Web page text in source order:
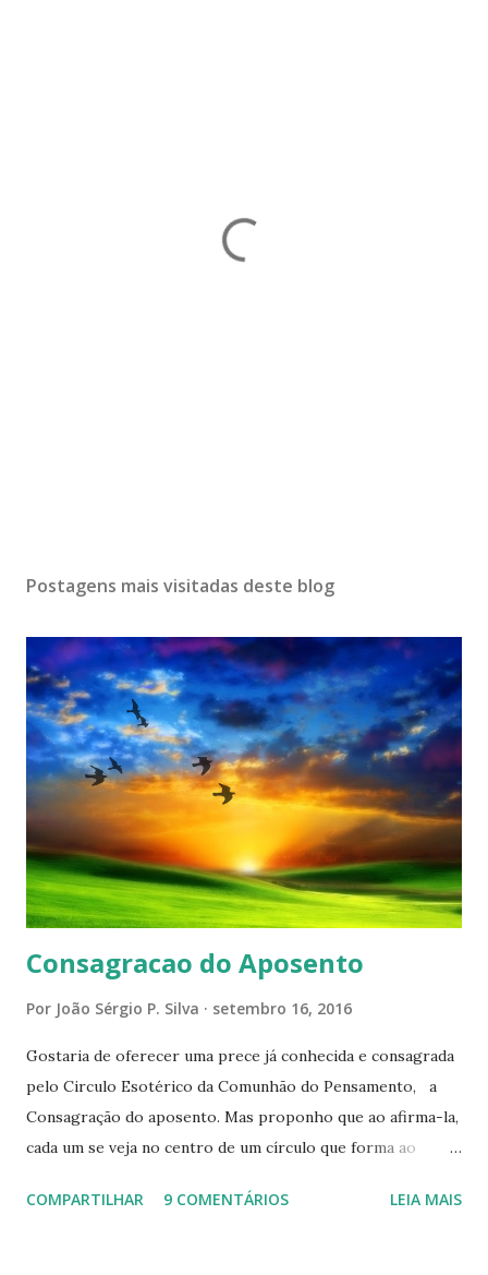
Postagens mais visitadas deste blog
Consagracao do Aposento
Por João Sérgio P. Silva setembro 16, 2016
Gostaria de oferecer uma prece já conhecida e consagrada
pelo Circulo Esotérico da Comunhão do Pensamento, a
Consagração do aposento. Mas proponho que ao afirma-la,
cada um se veja no centro de um círculo que forma ao
cada um de nós mesmos. Um círculo que cresce e se
COMPARTILHAR 9 COMENTÁRIOS LEIA MAIS